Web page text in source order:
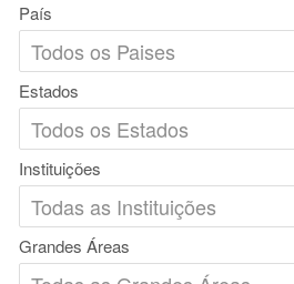
País
Estados
Instituições
Grandes Áreas